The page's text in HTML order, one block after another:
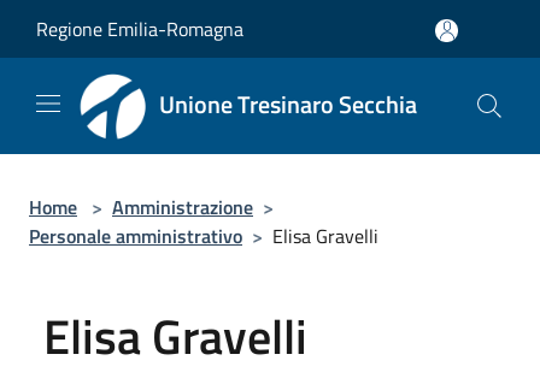
Regione Emilia-Romagna
Unione Tresinaro Secchia
Home > Amministrazione >
Personale amministrativo > Elisa Gravelli
Elisa Gravelli